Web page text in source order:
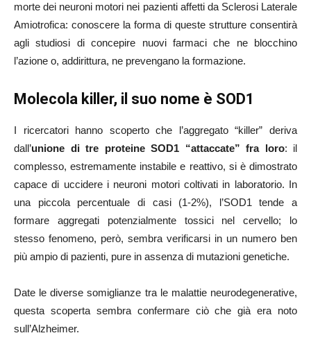
morte dei neuroni motori nei pazienti affetti da Sclerosi Laterale
Amiotrofica: conoscere la forma di queste strutture consentirà
agli studiosi di concepire nuovi farmaci che ne blocchino
l’azione o, addirittura, ne prevengano la formazione.
Molecola killer, il suo nome è SOD1
I ricercatori hanno scoperto che l’aggregato “killer” deriva
dall’unione di tre proteine SOD1 “attaccate” fra loro: il
complesso, estremamente instabile e reattivo, si è dimostrato
capace di uccidere i neuroni motori coltivati in laboratorio. In
una piccola percentuale di casi (1-2%), l’SOD1 tende a
formare aggregati potenzialmente tossici nel cervello; lo
stesso fenomeno, però, sembra verificarsi in un numero ben
più ampio di pazienti, pure in assenza di mutazioni genetiche.
Date le diverse somiglianze tra le malattie neurodegenerative,
questa scoperta sembra confermare ciò che già era noto
sull’Alzheimer.